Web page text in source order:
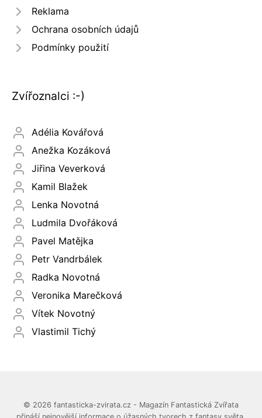
Reklama
Ochrana osobních údajů
Podmínky použití
Zvířoznalci :-)
Adélia Kovářová
Anežka Kozáková
Jiřina Veverková
Kamil Blažek
Lenka Novotná
Ludmila Dvořáková
Pavel Matějka
Petr Vandrbálek
Radka Novotná
Veronika Marečková
Vítek Novotný
Vlastimil Tichý
© 2026 fantasticka-zvirata.cz - Magazín Fantastická Zvířata